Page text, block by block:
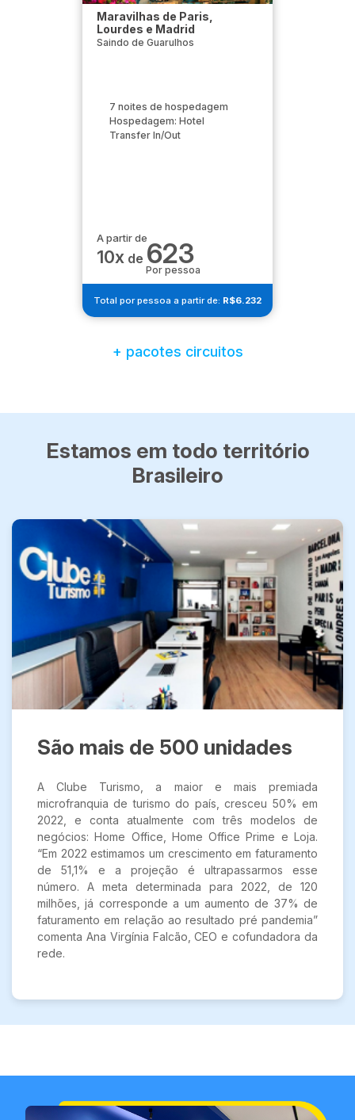
Maravilhas de Paris,
Lourdes e Madrid
Saindo de Guarulhos
7 noites de hospedagem
Hospedagem: Hotel
Transfer In/Out
A partir de
10x de 623
Por pessoa
Total por pessoa a partir de: R$6.232
+ pacotes circuitos
Estamos em todo território
Brasileiro
São mais de 500 unidades
A Clube Turismo, a maior e mais premiada
microfranquia de turismo do país, cresceu 50% em
2022, e conta atualmente com três modelos de
negócios: Home Office, Home Office Prime e Loja.
“Em 2022 estimamos um crescimento em faturamento
de 51,1% e a projeção é ultrapassarmos esse
número. A meta determinada para 2022, de 120
milhões, já corresponde a um aumento de 37% de
faturamento em relação ao resultado pré pandemia”
comenta Ana Virgínia Falcão, CEO e cofundadora da
rede.